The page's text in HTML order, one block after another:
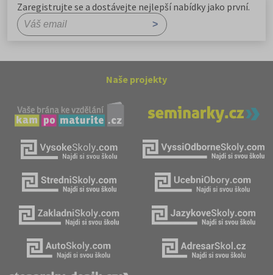
Zaregistrujte se a dostávejte nejlepší nabídky jako první.
Naše projekty